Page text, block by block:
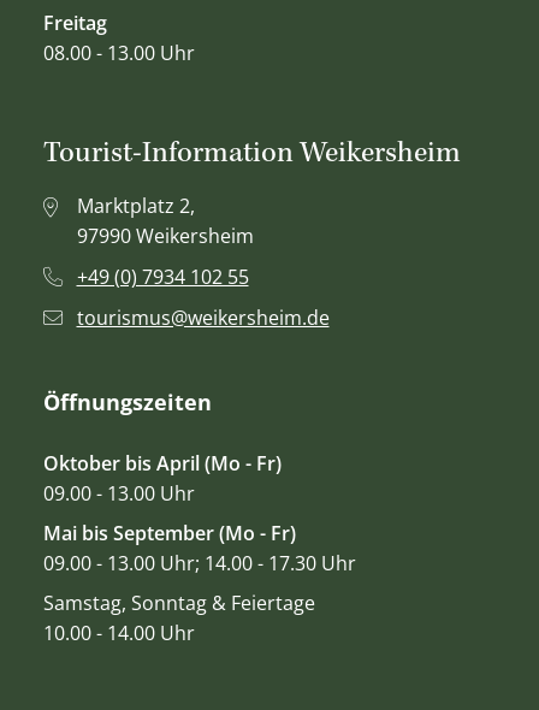
Freitag
08.00 - 13.00 Uhr
Tourist-Information Weikersheim
Marktplatz 2,
97990 Weikersheim
+49 (0) 7934 102 55
tourismus@weikersheim.de
Öffnungszeiten
Oktober bis April (Mo - Fr)
09.00 - 13.00 Uhr
Mai bis September (Mo - Fr)
09.00 - 13.00 Uhr; 14.00 - 17.30 Uhr
Samstag, Sonntag & Feiertage
10.00 - 14.00 Uhr